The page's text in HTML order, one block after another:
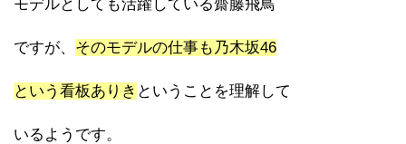
モデルとしても活躍している齋藤飛鳥
ですが、 そのモデルの仕事も乃木坂46
という看板ありき ということを理解して
いるようです。